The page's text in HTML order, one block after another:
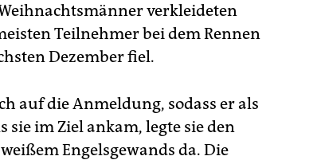
verkleideten
Teilnehmer bei dem Rennen
Dezember fiel.
auf die Anmeldung, sodass er als
sie im Ziel ankam, legte sie den
Engelsgewands da. Die